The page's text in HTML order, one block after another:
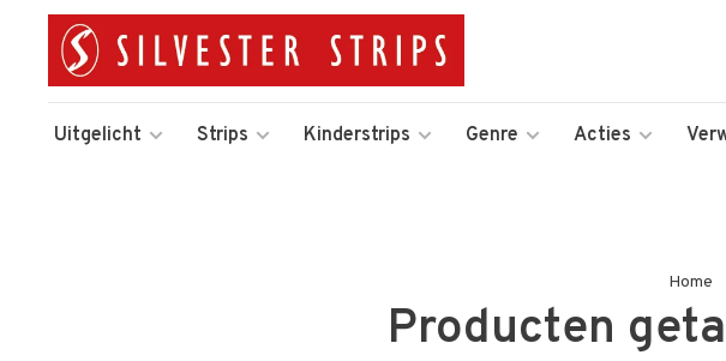
Uitgelicht Strips Kinderstrips Genre Acties
Home
Producten